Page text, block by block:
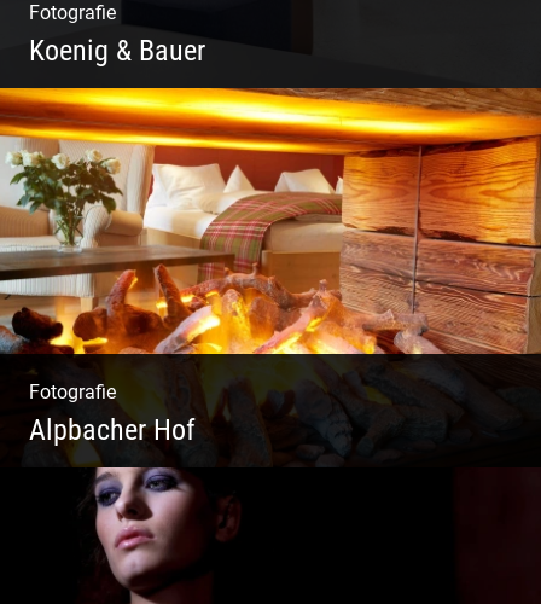
Fotografie
Koenig & Bauer
Moderne Architektur | Offen & Futuristisch |
Foyer Gestaltung | Weite Räume
Fotografie
Alpbacher Hof
Liebevolles Design | Moderne Zimmer |
Luxuriöser Spa | Alpiner Stil